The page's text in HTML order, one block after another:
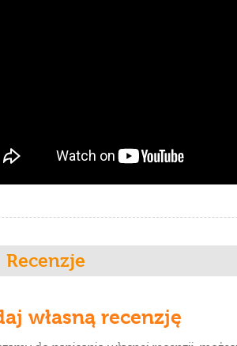
Recenzje
własną recenzję